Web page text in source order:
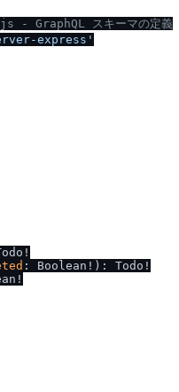
- GraphQL スキーマの定義
express'
!
: Boolean ! ) : Todo !
!